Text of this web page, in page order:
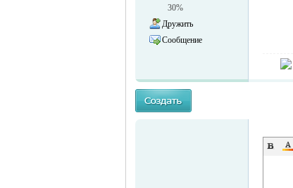
объявления в
30%
Дружить
Сообщение